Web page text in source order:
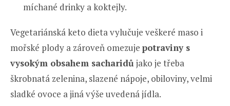
míchané drinky a koktejly.
Vegetariánská keto dieta vylučuje veškeré maso i
mořské plody a zároveň omezuje potraviny s
vysokým obsahem sacharidůjako je třeba
škrobnatá zelenina, slazené nápoje, obiloviny, velmi
sladké ovoce a jiná výše uvedená jídla.